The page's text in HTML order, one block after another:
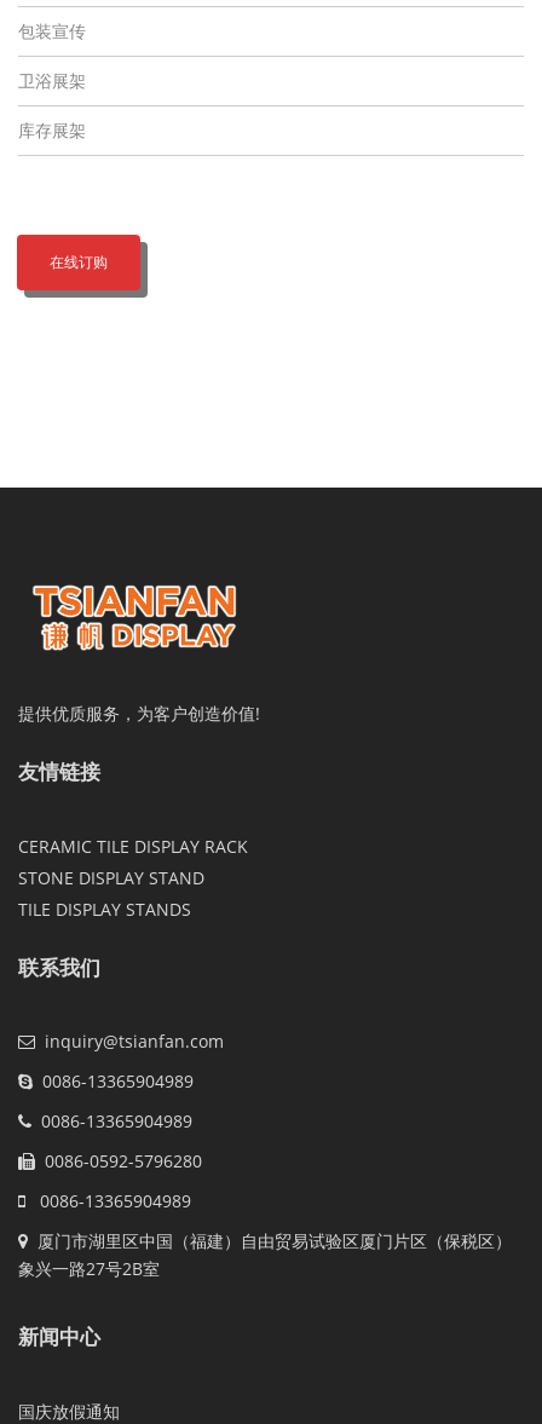
包装宣传
卫浴展架
库存展架
在线订购
提供优质服务，为客户创造价值!
友情链接
CERAMIC TILE DISPLAY RACK
STONE DISPLAY STAND
TILE DISPLAY STANDS
联系我们
inquiry@tsianfan.com
0086-13365904989
0086-13365904989
0086-0592-5796280
0086-13365904989
厦门市湖里区中国（福建）自由贸易试验区厦门片区（保税区）
象兴一路27号2B室
新闻中心
国庆放假通知